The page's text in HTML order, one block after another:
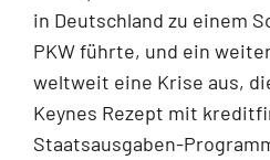
in Deutschland zu einem
PKW führte, und ein
weltweit eine Krise aus,
Keynes Rezept mit
Staatsausgaben-